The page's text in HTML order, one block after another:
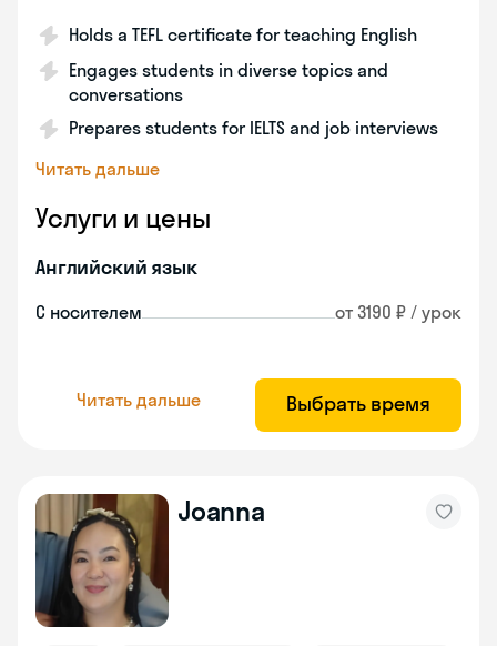
Holds a TEFL certificate for teaching English
Engages students in diverse topics and
conversations
Prepares students for IELTS and job interviews
Читать дальше
Услуги и цены
Английский язык
С носителем от 3190 ₽ / урок
Читать дальше Выбрать время
Joanna